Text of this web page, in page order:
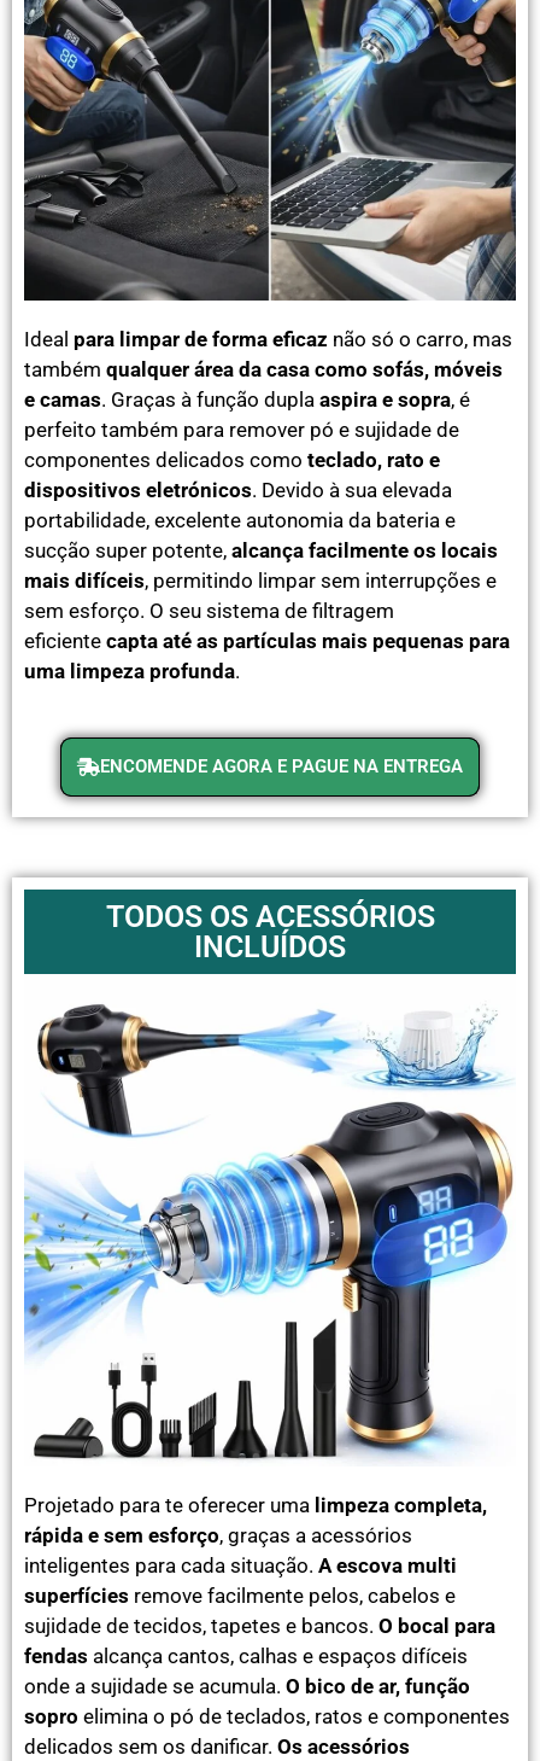
Ideal para limpar de forma eficaz não só o carro, mas
também qualquer área da casa como sofás, móveis
e camas. Graças à função dupla aspira e sopra, é
perfeito também para remover pó e sujidade de
componentes delicados como teclado, rato e
dispositivos eletrónicos. Devido à sua elevada
portabilidade, excelente autonomia da bateria e
sucção super potente, alcança facilmente os locais
mais difíceis, permitindo limpar sem interrupções e
sem esforço. O seu sistema de filtragem
eficiente capta até as partículas mais pequenas para
uma limpeza profunda.
ENCOMENDE AGORA E PAGUE NA ENTREGA
TODOS OS ACESSÓRIOS
INCLUÍDOS
Projetado para te oferecer uma limpeza completa,
rápida e sem esforço, graças a acessórios
inteligentes para cada situação. A escova multi
superfícies remove facilmente pelos, cabelos e
sujidade de tecidos, tapetes e bancos. O bocal para
fendas alcança cantos, calhas e espaços difíceis
onde a sujidade se acumula. O bico de ar, função
sopro elimina o pó de teclados, ratos e componentes
delicados sem os danificar. Os acessórios